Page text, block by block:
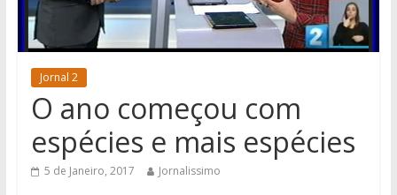
Jornal 2
O ano começou com
espécies e mais espécies
5 de Janeiro, 2017 Jornalissimo